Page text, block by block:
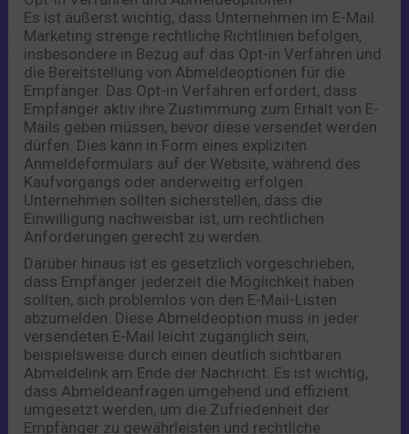
Es ist äußerst wichtig, dass Unternehmen im E-Mail
Marketing strenge rechtliche Richtlinien befolgen,
insbesondere in Bezug auf das Opt-in Verfahren und
die Bereitstellung von Abmeldeoptionen für die
Empfänger. Das Opt-in Verfahren erfordert, dass
Empfänger aktiv ihre Zustimmung zum Erhalt von E-
Mails geben müssen, bevor diese versendet werden
dürfen. Dies kann in Form eines expliziten
Anmeldeformulars auf der Website, während des
Kaufvorgangs oder anderweitig erfolgen.
Unternehmen sollten sicherstellen, dass die
Einwilligung nachweisbar ist, um rechtlichen
Anforderungen gerecht zu werden.
Darüber hinaus ist es gesetzlich vorgeschrieben,
dass Empfänger jederzeit die Möglichkeit haben
sollten, sich problemlos von den E-Mail-Listen
abzumelden. Diese Abmeldeoption muss in jeder
versendeten E-Mail leicht zugänglich sein,
beispielsweise durch einen deutlich sichtbaren
Abmeldelink am Ende der Nachricht. Es ist wichtig,
dass Abmeldeanfragen umgehend und effizient
umgesetzt werden, um die Zufriedenheit der
Empfänger zu gewährleisten und rechtliche